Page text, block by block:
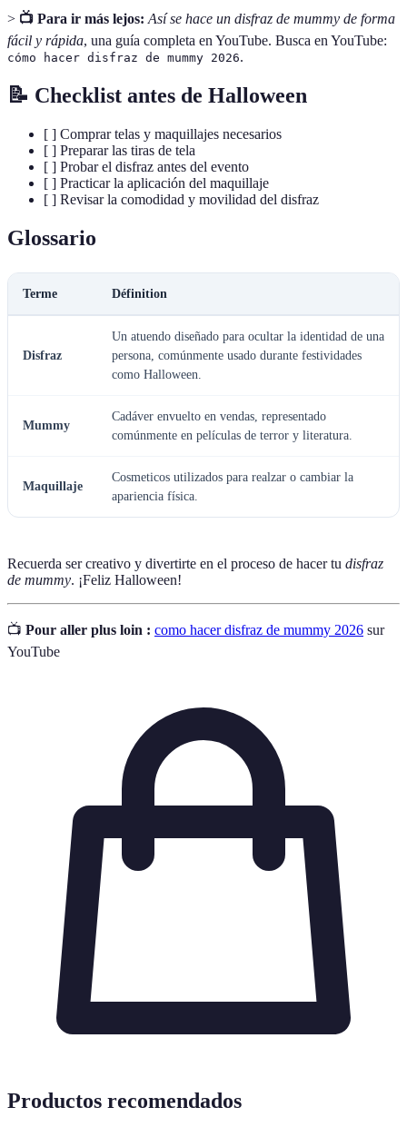
> 📺 Para ir más lejos: Así se hace un disfraz de mummy de forma
fácil y rápida, una guía completa en YouTube. Busca en YouTube:
cómo hacer disfraz de mummy 2026.
📝 Checklist antes de Halloween
[ ] Comprar telas y maquillajes necesarios
[ ] Preparar las tiras de tela
[ ] Probar el disfraz antes del evento
[ ] Practicar la aplicación del maquillaje
[ ] Revisar la comodidad y movilidad del disfraz
Glossario
Terme Définition
Disfraz
Un atuendo diseñado para ocultar la identidad de una
persona, comúnmente usado durante festividades
como Halloween.
Mummy
Cadáver envuelto en vendas, representado
comúnmente en películas de terror y literatura.
Maquillaje
Cosmeticos utilizados para realzar o cambiar la
apariencia física.
Recuerda ser creativo y divertirte en el proceso de hacer tu disfraz
de mummy. ¡Feliz Halloween!
📺 Pour aller plus loin : como hacer disfraz de mummy 2026 sur
YouTube
Productos recomendados